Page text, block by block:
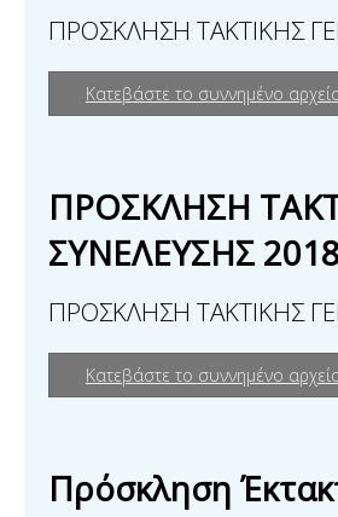
ΠΡΟΣΚΛΗΣΗ ΤΑΚΤΙΚΗΣ
Κατεβάστε το συννημένο
ΠΡΟΣΚΛΗΣΗ
ΣΥΝΕΛΕΥΣΗΣ 2018
ΠΡΟΣΚΛΗΣΗ ΤΑΚΤΙΚΗΣ
Κατεβάστε το συννημένο
Πρόσκληση